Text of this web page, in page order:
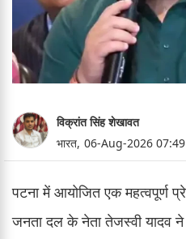
विक्रांत सिंह शेखावत
भारत, 06-Aug-2026
पटना में आयोजित एक महत्वपूर्ण
जनता दल के नेता तेजस्वी यादव ने